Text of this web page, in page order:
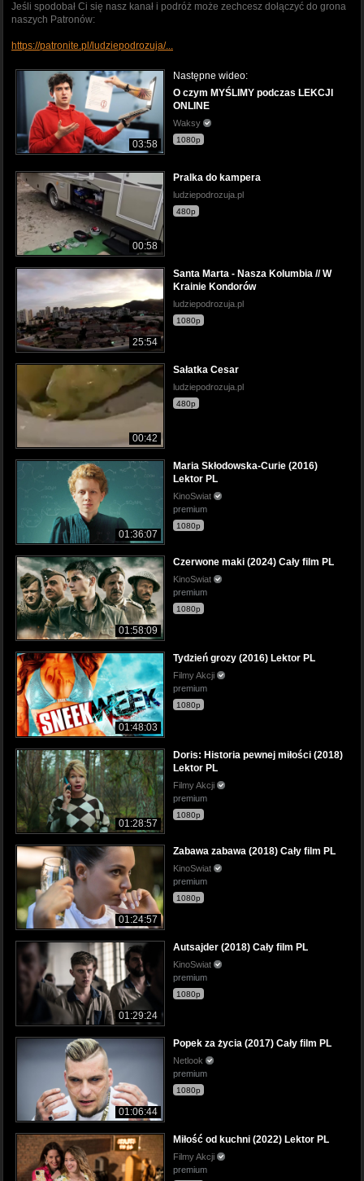
Jeśli spodobał Ci się nasz kanał i podróż może zechcesz dołączyć do grona
naszych Patronów:
https://patronite.pl/ludziepodrozuja/...
03:58
Następne wideo:
O czym MYŚLIMY podczas LEKCJI
ONLINE
Waksy
1080p
00:58
Pralka do kampera
ludziepodrozuja.pl
480p
25:54
Santa Marta - Nasza Kolumbia // W
Krainie Kondorów
ludziepodrozuja.pl
1080p
00:42
Sałatka Cesar
ludziepodrozuja.pl
480p
01:36:07
Maria Skłodowska-Curie (2016)
Lektor PL
KinoSwiat
premium
1080p
01:58:09
Czerwone maki (2024) Cały film PL
KinoSwiat
premium
1080p
01:48:03
Tydzień grozy (2016) Lektor PL
Filmy Akcji
premium
1080p
01:28:57
Doris: Historia pewnej miłości (2018)
Lektor PL
Filmy Akcji
premium
1080p
01:24:57
Zabawa zabawa (2018) Cały film PL
KinoSwiat
premium
1080p
01:29:24
Autsajder (2018) Cały film PL
KinoSwiat
premium
1080p
01:06:44
Popek za życia (2017) Cały film PL
Netlook
premium
1080p
Miłość od kuchni (2022) Lektor PL
Filmy Akcji
premium